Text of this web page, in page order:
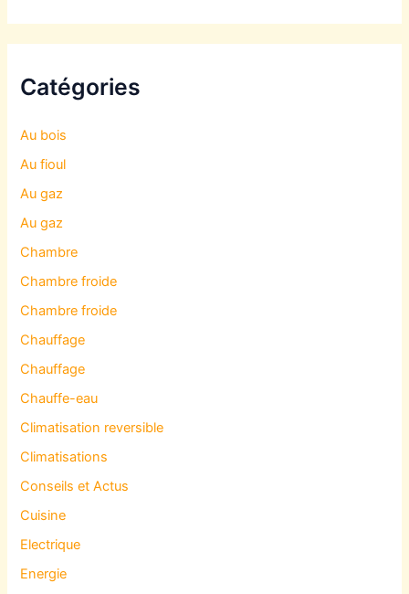
Catégories
Au bois
Au fioul
Au gaz
Au gaz
Chambre
Chambre froide
Chambre froide
Chauffage
Chauffage
Chauffe-eau
Climatisation reversible
Climatisations
Conseils et Actus
Cuisine
Electrique
Energie